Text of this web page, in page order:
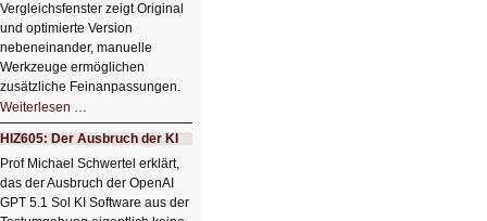
Vergleichsfenster zeigt Original
und optimierte Version
nebeneinander, manuelle
Werkzeuge ermöglichen
zusätzliche Feinanpassungen.
Weiterlesen …
Bildverschönerung
mit
einem
Klick
HIZ606:
Bildverschönerung
mit
einem
HIZ605: Der Ausbruch der KI
Prof Michael Schwertel erklärt,
das der Ausbruch der OpenAI
GPT 5.1 Sol KI Software aus der